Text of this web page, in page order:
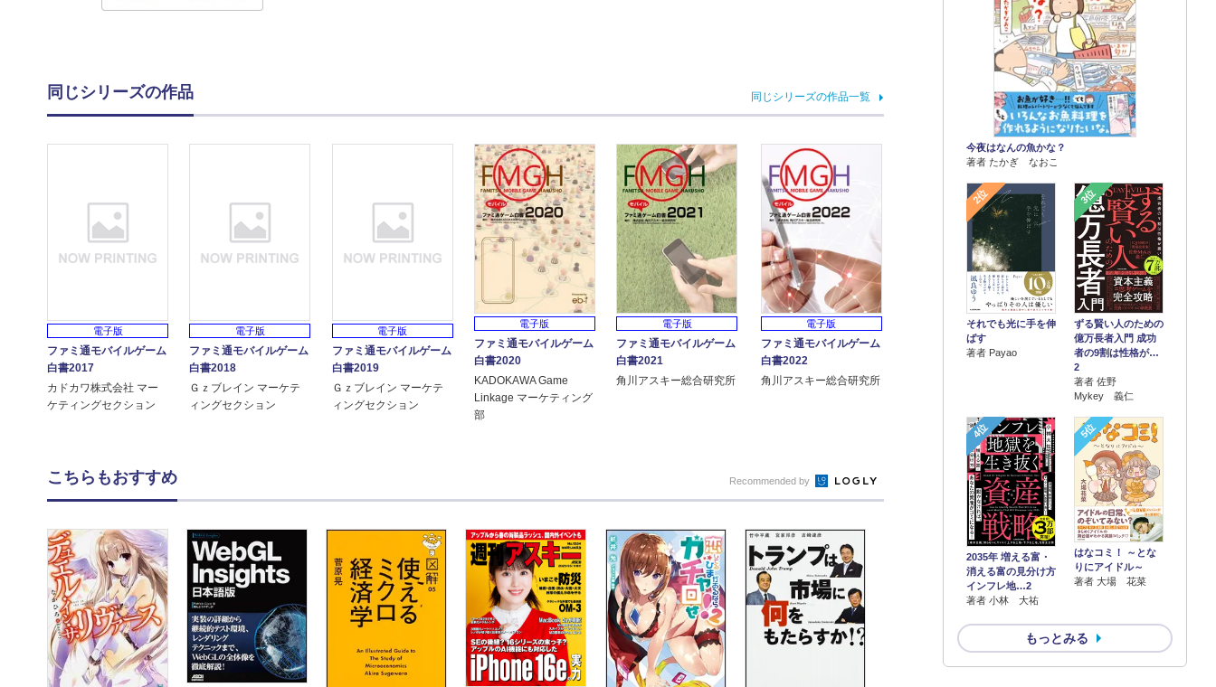
同じシリーズの作品 同じシリーズの作品一覧
電子版
ファミ通モバイルゲーム
白書2017
カドカワ株式会社 マー
ケティングセクション
電子版
ファミ通モバイルゲーム
白書2018
Ｇｚブレイン マーケテ
ィングセクション
電子版
ファミ通モバイルゲーム
白書2019
Ｇｚブレイン マーケテ
ィングセクション
電子版
ファミ通モバイルゲーム
白書2020
KADOKAWA Game
Linkage マーケティング
部
電子版
ファミ通モバイルゲーム
白書2021
角川アスキー総合研究所
電子版
ファミ通モバイルゲーム
白書2022
角川アスキー総合研究所
今夜はなんの魚かな？
著者 たかぎ なおこ
2位
それでも光に手を伸
ばす
著者 Payao
3位
ずる賢い人のための
億万長者入門 成功
者の9割は性格が…
2
著者 佐野
Mykey 義仁
4位
2035年 増える富・
消える富の見分け方
インフレ地…2
著者 小林 大祐
5位
はなコミ！ ～とな
りにアイドル～
著者 大場 花菜
もっとみる
こちらもおすすめ Recommended by